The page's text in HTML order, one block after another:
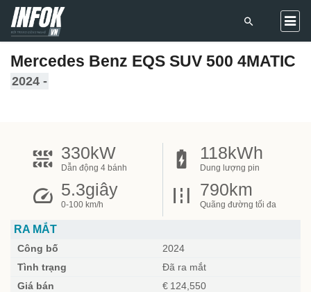
Mercedes Benz EQS SUV 500 4MATIC
2024 -
330kW
Dẫn động 4 bánh
118kWh
Dung lượng pin
5.3giây
0-100 km/h
790km
Quãng đường tối đa
RA MẮT
Công bố
2024
Tình trạng
Đã ra mắt
Giá bán
€ 124,550